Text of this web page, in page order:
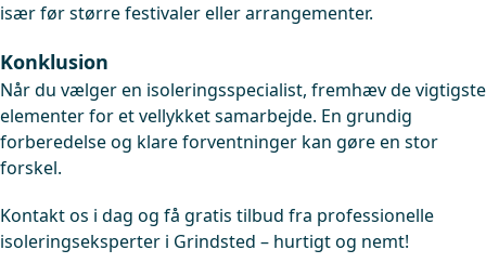
især før større festivaler eller arrangementer.
Konklusion
Når du vælger en isoleringsspecialist, fremhæv de vigtigste
elementer for et vellykket samarbejde. En grundig
forberedelse og klare forventninger kan gøre en stor
forskel.
Kontakt os i dag og få gratis tilbud fra professionelle
isoleringseksperter i Grindsted – hurtigt og nemt!